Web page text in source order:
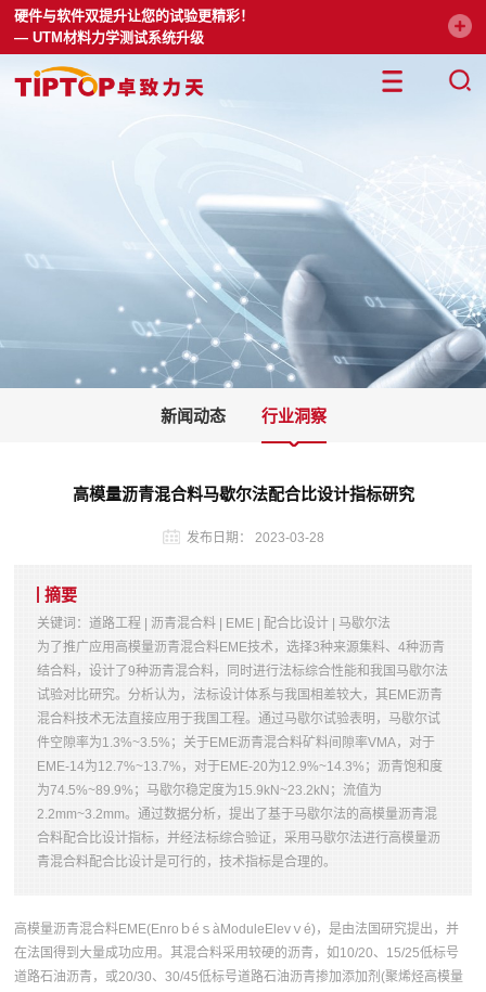
硬件与软件双提升让您的试验更精彩！
— UTM材料力学测试系统升级
新闻动态 行业洞察
高模量沥青混合料马歇尔法配合比设计指标研究
发布日期： 2023-03-28
摘要
关键词：道路工程 | 沥青混合料 | EME | 配合比设计 | 马歇尔法
为了推广应用高模量沥青混合料EME技术，选择3种来源集料、4种沥青
结合料，设计了9种沥青混合料，同时进行法标综合性能和我国马歇尔法
试验对比研究。分析认为，法标设计体系与我国相差较大，其EME沥青
混合料技术无法直接应用于我国工程。通过马歇尔试验表明，马歇尔试
件空隙率为1.3%~3.5%；关于EME沥青混合料矿料间隙率VMA，对于
EME-14为12.7%~13.7%，对于EME-20为12.9%~14.3%；沥青饱和度
为74.5%~89.9%；马歇尔稳定度为15.9kN~23.2kN；流值为
2.2mm~3.2mm。通过数据分析，提出了基于马歇尔法的高模量沥青混
合料配合比设计指标，并经法标综合验证，采用马歇尔法进行高模量沥
青混合料配合比设计是可行的，技术指标是合理的。
高模量沥青混合料EME(EnroｂéｓàModuleElevｖé)，是由法国研究提出，并
在法国得到大量成功应用。其混合料采用较硬的沥青，如10/20、15/25低标号
道路石油沥青，或20/30、30/45低标号道路石油沥青掺加添加剂(聚烯烃高模量